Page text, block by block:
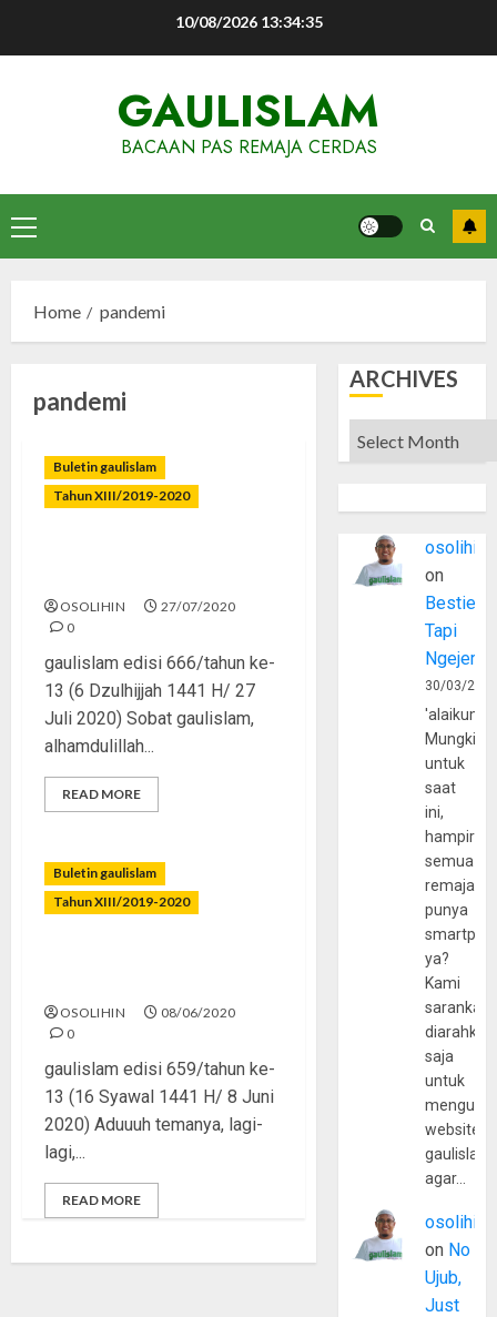
10/08/2026 13:34:35
GAULISLAM
BACAAN PAS REMAJA CERDAS
Primary
Menu
Home pandemi
pandemi
Buletin gaulislam
Tahun XIII/2019-2020
OSOLIHIN
27/07/2020
0
gaulislam edisi 666/tahun ke-
13 (6 Dzulhijjah 1441 H/ 27
Juli 2020) Sobat gaulislam,
alhamdulillah...
READ MORE
Buletin gaulislam
Tahun XIII/2019-2020
OSOLIHIN
08/06/2020
0
gaulislam edisi 659/tahun ke-
13 (16 Syawal 1441 H/ 8 Juni
2020) Aduuuh temanya, lagi-
lagi,...
READ MORE
ARCHIVES
Archives
osolihin
on
Bestie
Tapi
30/03/
Mungkin
untuk
saat
ini,
hampir
semua
remaja
punya
ya?
Kami
sarankan,
diarahkan
saja
untuk
website
agar…
osolihin
on No
Ujub,
Just